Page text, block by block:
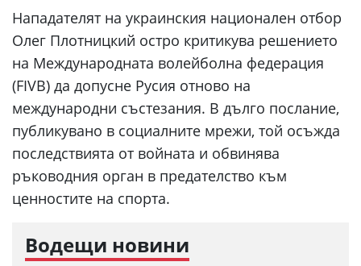
Нападателят на украинския национален отбор
Олег Плотницкий остро критикува решението
на Международната волейболна федерация
(FIVB) да допусне Русия отново на
международни състезания. В дълго послание,
публикувано в социалните мрежи, той осъжда
последствията от войната и обвинява
ръководния орган в предателство към
ценностите на спорта.
Водещи новини